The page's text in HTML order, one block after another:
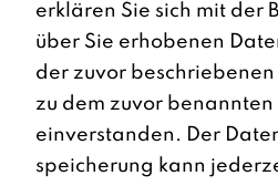
erklären Sie sich mit der
über Sie erhobenen
der zuvor beschriebenen
zu dem zuvor
einverstanden. Der
speicherung kann